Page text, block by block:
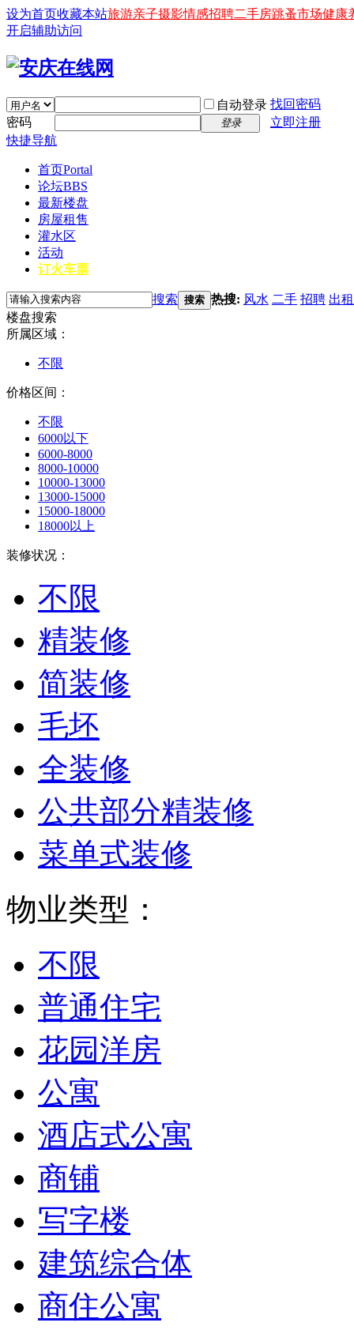
设为首页收藏本站旅游亲子摄影情感招聘二手房跳蚤市场健康
开启辅助访问
自动登录 找回密码
密码
登录
立即注册
快捷导航
首页Portal
论坛BBS
最新楼盘
房屋租售
灌水区
活动
订火车票
搜索 搜索 热搜: 风水 二手 招聘 出租
楼盘搜索
所属区域：
不限
价格区间：
不限
6000以下
6000-8000
8000-10000
10000-13000
13000-15000
15000-18000
18000以上
装修状况：
不限
精装修
简装修
毛坯
全装修
公共部分精装修
菜单式装修
物业类型：
不限
普通住宅
花园洋房
公寓
酒店式公寓
商铺
写字楼
建筑综合体
商住公寓